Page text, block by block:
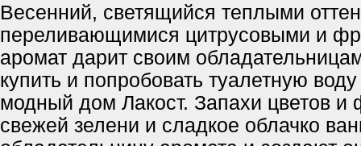
Весенний, светящийся теплыми
переливающимися цитрусовыми и
аромат дарит своим
купить и попробовать туалетную
модный дом Лакост. Запахи цветов и
свежей зелени и сладкое облачко